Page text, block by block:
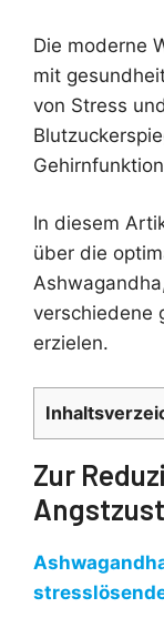
Die moderne
mit
von Stress
In diesem
über die
verschiedene
erzielen.
Zur